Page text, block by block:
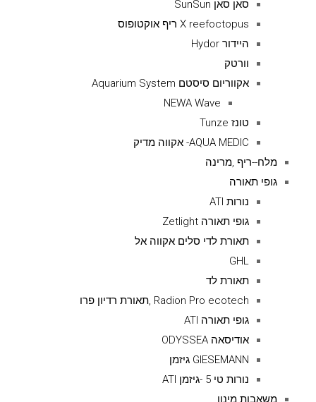
סאן סאן SunSun
X reefoctopus ריף אוקטופוס
היידור Hydor
וורטק
אקווריום סיסטם Aquarium System
NEWA Wave
טונז Tunze
AQUA MEDIC- אקווה מדיק
מלח--ריף ,מרינה
גופי תאורה
נורות ATI
גופי תאורה Zetlight
תאורת לדי סלים אקווה אל
GHL
תאורת לד
Radion Pro ecotech ,תאורת רדיון פרו
גופי תאורה ATI
אודיסאה ODYSSEA
GIESEMANN גיזמן
נורות טי 5 -גיזמן ATI